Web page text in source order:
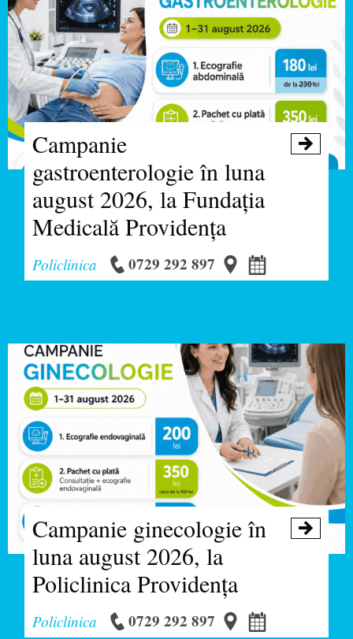

Campanie
gastroenterologie în luna
august 2026, la Fundația
Medicală Providența
Policlinica 0729 292 897

Campanie ginecologie în
luna august 2026, la
Policlinica Providența
Policlinica 0729 292 897